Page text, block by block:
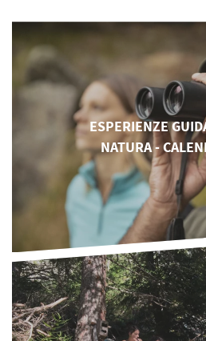
ESPERIENZE
NATURA -